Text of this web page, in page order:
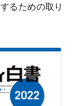
るための取り